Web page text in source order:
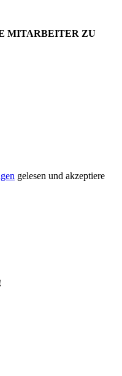
MITARBEITER ZU
gelesen und akzeptiere